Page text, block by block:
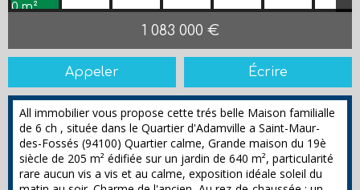
1 083 000 €
Appeler Écrire
All immobilier vous propose cette trés belle Maison familialle
de 6 ch , située dans le Quartier d'Adamville a Saint-Maur-
des-Fossés (94100) Quartier calme, Grande maison du 19è
siècle de 205 m² édifiée sur un jardin de 640 m², particularité
rare aucun vis a vis et au calme, exposition idéale soleil du